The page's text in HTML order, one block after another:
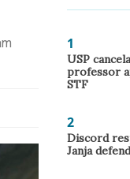
1
USP
professor
STF
2
Discord
Janja